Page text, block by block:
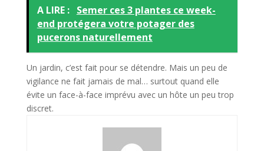
A LIRE : Semer ces 3 plantes ce week-
end protégera votre potager des
pucerons naturellement
Un jardin, c’est fait pour se détendre. Mais un peu de
vigilance ne fait jamais de mal… surtout quand elle
évite un face-à-face imprévu avec un hôte un peu trop
discret.